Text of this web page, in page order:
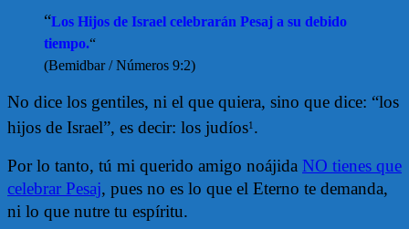
“Los Hijos de Israel celebrarán Pesaj a su debido
tiempo.“
(Bemidbar / Números 9:2)
No dice los gentiles, ni el que quiera, sino que dice: “los
hijos de Israel”, es decir: los judíos1 .
Por lo tanto, tú mi querido amigo noájida NO tienes que
celebrar Pesaj, pues no es lo que el Eterno te demanda,
ni lo que nutre tu espíritu.